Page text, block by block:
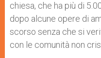
chiesa, che ha più di
dopo alcune opere di
scorso senza che si
con le comunità non